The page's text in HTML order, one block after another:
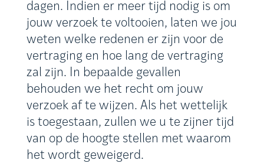
dagen. Indien er meer tijd nodig is om
jouw verzoek te voltooien, laten we jou
weten welke redenen er zijn voor de
vertraging en hoe lang de vertraging
zal zijn. In bepaalde gevallen
behouden we het recht om jouw
verzoek af te wijzen. Als het wettelijk
is toegestaan, zullen we u te zijner tijd
van op de hoogte stellen met waarom
het wordt geweigerd.